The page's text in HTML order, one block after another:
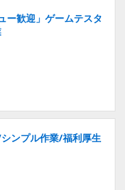
ー歓迎」ゲームテスタ
ンプル作業/福利厚生